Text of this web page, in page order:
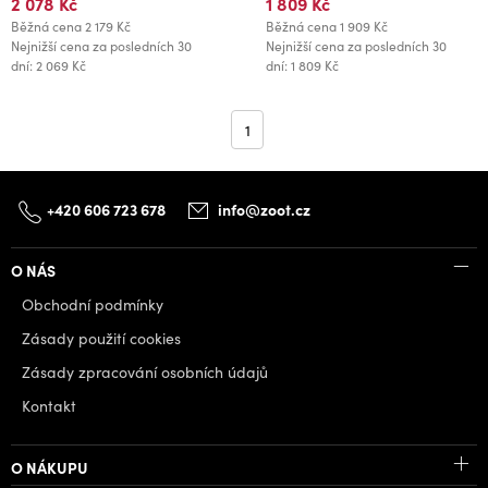
Běžná cena2 179 Kč
Nejnižší cena za posledních 30
dní: 2 069 Kč
Běžná cena1 909 Kč
Nejnižší cena za posledních 30
dní: 1 809 Kč
1
+420 606 723 678 info@zoot.cz
O NÁS
Obchodní podmínky
Zásady použití cookies
Zásady zpracování osobních údajů
Kontakt
O NÁKUPU